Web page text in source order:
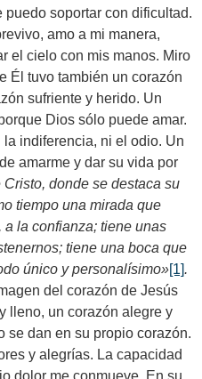
soportar con dificultad.
amo a mi manera,
el cielo con mis manos. Miro
Él tuvo también un corazón
sufriente y herido. Un
Dios sólo puede amar.
indiferencia, ni el odio. Un
amarme y dar su vida por
donde se destaca su
tiempo una mirada que
la confianza; tiene unas
tiene una boca que
único y personalísimo»[1].
del corazón de Jesús
lleno, un corazón alegre y
se dan en su propio corazón.
y alegrías. La capacidad
dolor me conmueve. En su